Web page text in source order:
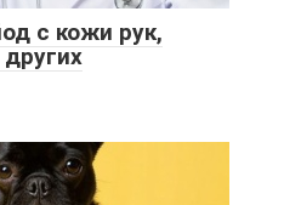
с кожи рук,